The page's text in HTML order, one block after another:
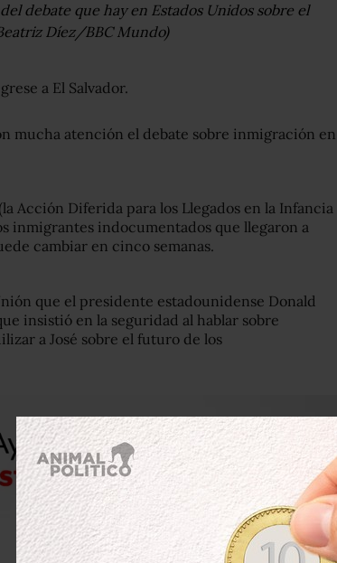
debate que hay en Estados Unidos sobre el
Díez/BBC Mundo)
a El Salvador.
mucha atención el debate sobre inmigración en
Acción Diferida para los Llegados en la Infancia
inmigrantes indocumentados que llegaron a
cambiar en cinco semanas.
que el presidente estadounidense Donald
insistió en la seguridad al hablar sobre
a José sobre el futuro de los